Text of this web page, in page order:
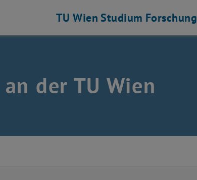
TU Wien Studium Forschung
der TU Wien